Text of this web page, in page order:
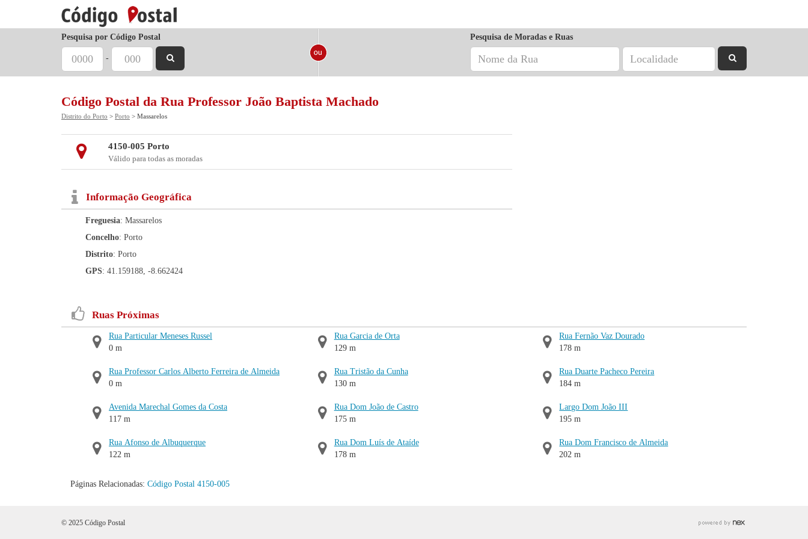
Pesquisa por Código Postal
-
Pesquisa de Moradas e Ruas
Código Postal da Rua Professor João Baptista Machado
Distrito do Porto > Porto > Massarelos
4150-005 Porto
Válido para todas as moradas
Informação Geográfica
Freguesia: Massarelos
Concelho: Porto
Distrito: Porto
GPS: 41.159188, -8.662424
Ruas Próximas
Rua Particular Meneses Russel
0 m
Rua Professor Carlos Alberto Ferreira de Almeida
0 m
Avenida Marechal Gomes da Costa
117 m
Rua Afonso de Albuquerque
122 m
Rua Garcia de Orta
129 m
Rua Tristão da Cunha
130 m
Rua Dom João de Castro
175 m
Rua Dom Luís de Ataíde
178 m
Rua Fernão Vaz Dourado
178 m
Rua Duarte Pacheco Pereira
184 m
Largo Dom João III
195 m
Rua Dom Francisco de Almeida
202 m
Páginas Relacionadas: Código Postal 4150-005
© 2025 Código Postal